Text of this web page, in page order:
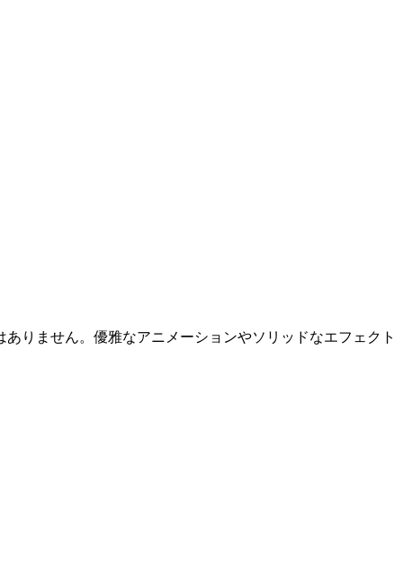
りません。優雅なアニメーションやソリッドなエフェクト